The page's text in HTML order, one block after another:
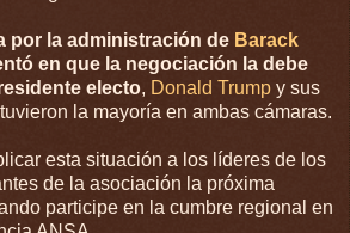
por la administración de Barack
en que la negociación la debe
electo, Donald Trump y sus
la mayoría en ambas cámaras.
esta situación a los líderes de los
de la asociación la próxima
participe en la cumbre regional en